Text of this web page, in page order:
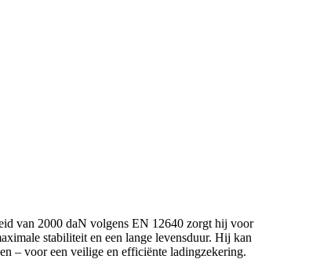
van 2000 daN volgens EN 12640 zorgt hij voor
stabiliteit en een lange levensduur. Hij kan
– voor een veilige en efficiënte ladingzekering.